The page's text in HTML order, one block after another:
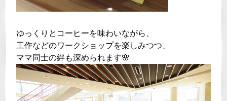
ゆっくりとコーヒーを味わいながら、
工作などのワークショップを楽しみつつ、
ママ同士の絆も深められます🌸